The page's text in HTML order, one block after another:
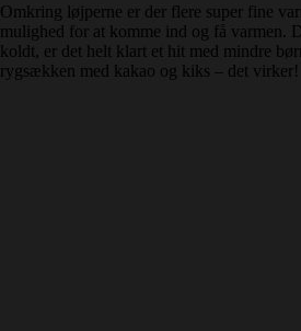
Omkring løjperne er der flere super fine
mulighed for at komme ind og få varmen.
koldt, er det helt klart et hit med mindre
rygsækken med kakao og kiks – det virker!